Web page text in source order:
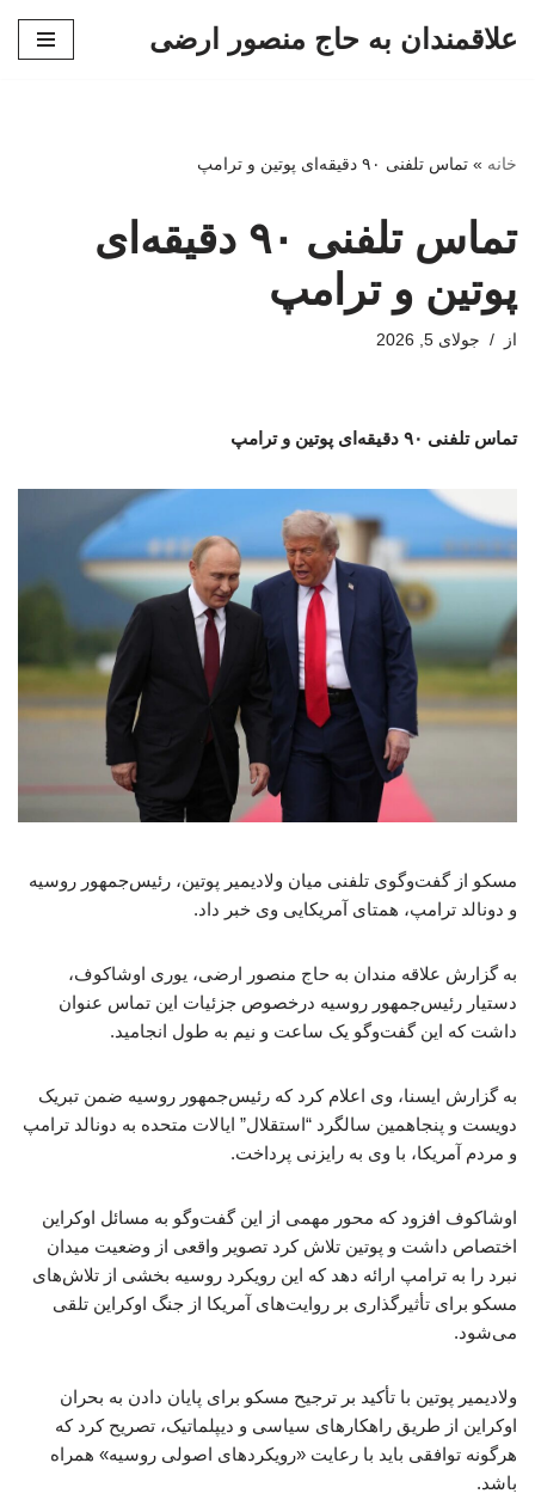
علاقمندان به حاج منصور ارضی
خانه » تماس تلفنی ۹۰ دقیقه‌ای پوتین و ترامپ
تماس تلفنی ۹۰ دقیقه‌ای
پوتین و ترامپ
از جولای 5, 2026
تماس تلفنی ۹۰ دقیقه‌ای پوتین و ترامپ
مسکو از گفت‌وگوی تلفنی میان ولادیمیر پوتین، رئیس‌جمهور روسیه
و دونالد ترامپ، همتای آمریکایی وی خبر داد.
به گزارش علاقه مندان به حاج منصور ارضی، یوری اوشاکوف،
دستیار رئیس‌جمهور روسیه درخصوص جزئیات این تماس عنوان
داشت که این گفت‌وگو یک ساعت و نیم به طول انجامید.
به گزارش ایسنا، وی اعلام کرد که رئیس‌جمهور روسیه ضمن تبریک
دویست و پنجاهمین سالگرد “استقلال” ایالات متحده به دونالد ترامپ
و مردم آمریکا، با وی به رایزنی پرداخت.
اوشاکوف افزود که محور مهمی از این گفت‌وگو به مسائل اوکراین
اختصاص داشت و پوتین تلاش کرد تصویر واقعی از وضعیت میدان
نبرد را به ترامپ ارائه دهد که این رویکرد روسیه بخشی از تلاش‌های
مسکو برای تأثیرگذاری بر روایت‌های آمریکا از جنگ اوکراین تلقی
می‌شود.
ولادیمیر پوتین با تأکید بر ترجیح مسکو برای پایان دادن به بحران
اوکراین از طریق راهکارهای سیاسی و دیپلماتیک، تصریح کرد که
هرگونه توافقی باید با رعایت «رویکردهای اصولی روسیه» همراه
باشد.